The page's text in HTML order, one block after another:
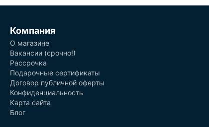
Компания
О магазине
Вакансии (срочно!)
Рассрочка
Подарочные сертификаты
Договор публичной оферты
Конфиденциальность
Карта сайта
Блог